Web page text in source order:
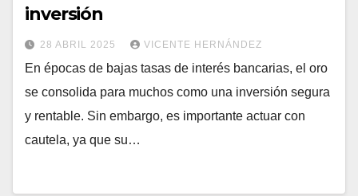
inversión
28 ABRIL 2025 VICENTE HERNÁNDEZ
En épocas de bajas tasas de interés bancarias, el oro
se consolida para muchos como una inversión segura
y rentable. Sin embargo, es importante actuar con
cautela, ya que su…